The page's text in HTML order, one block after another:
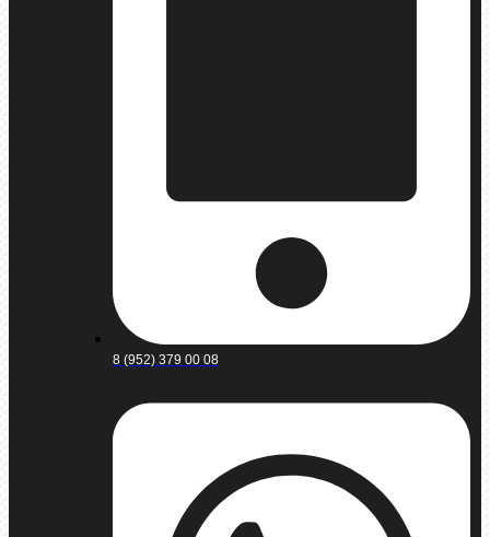
8 (952) 379 00 08